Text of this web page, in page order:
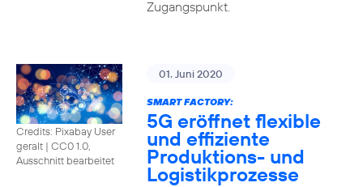
Zugangspunkt.
Credits: Pixabay User
geralt | CC0 1.0,
Ausschnitt bearbeitet
01. Juni 2020
SMART FACTORY:
5G eröffnet flexible
und effiziente
Produktions- und
Logistikprozesse